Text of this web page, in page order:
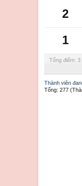
2
1
Tổng điểm: 3
Thành viên
Tổng: 277